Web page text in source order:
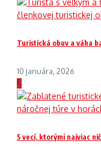
Turistická obuv a váha
10 januára, 2026
2
5 vecí, ktorými najviac